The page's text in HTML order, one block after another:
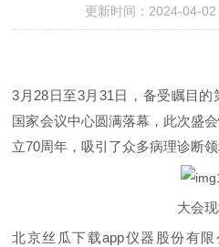
更新时间：2024-04-
3月28日至3月31日，备受瞩
国家会议中心圆满落幕，此次
立70周年，吸引了众多病理诊断领
大会
北京丝瓜下载app仪器股份有限